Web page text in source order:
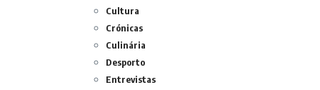
Cultura
Crónicas
Culinária
Desporto
Entrevistas